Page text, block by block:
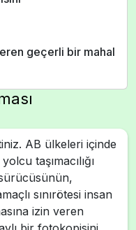
geçerli bir mahal
AB ülkeleri içinde
taşımacılığı
sınırötesi insan
izin veren